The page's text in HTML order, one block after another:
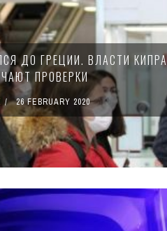
ДО ГРЕЦИИ. ВЛАСТИ КИПРА
ПРОВЕРКИ
26 FEBRUARY 2020